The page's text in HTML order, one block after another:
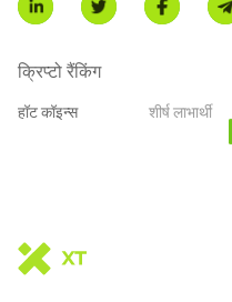
क्रिप्टो रैंकिंग
हॉट कॉइन्स शीर्ष लाभार्थी